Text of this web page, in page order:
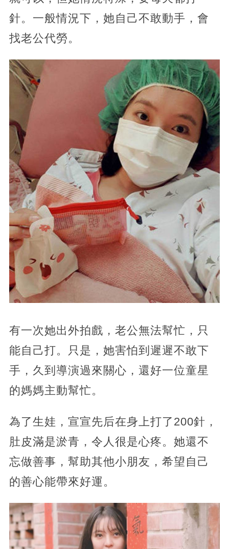
針。一般情況下，她自己不敢動手，會
找老公代勞。
有一次她出外拍戲，老公無法幫忙，只
能自己打。只是，她害怕到遲遲不敢下
手，久到導演過來關心，還好一位童星
的媽媽主動幫忙。
為了生娃，宣宣先后在身上打了200針，
肚皮滿是淤青，令人很是心疼。她還不
忘做善事，幫助其他小朋友，希望自己
的善心能帶來好運。